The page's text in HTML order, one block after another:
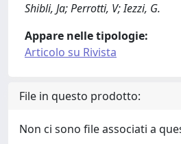
Shibli, Ja; Perrotti, V; Iezzi, G.
Appare nelle tipologie:
Articolo su Rivista
File in questo prodotto:
Non ci sono file associati a